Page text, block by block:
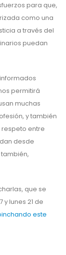
para que,
como una
a través del
puedan
permitirá
muchas
y también
entre
desde
que se
y lunes 21 de
este